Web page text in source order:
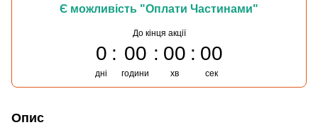
Є можливість "Оплати Частинами"
До кінця акції
0
дні
00
години
00
хв
00
сек
Опис